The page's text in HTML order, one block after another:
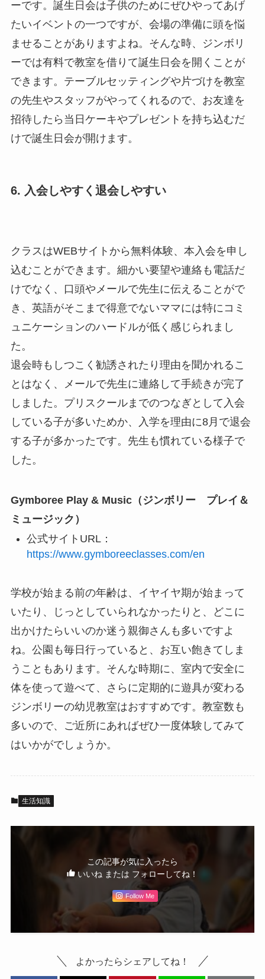
ーです。誕生日会は子供のためにぜひやってあげ
たいイベントの一つですが、会場の準備に頭を悩
ませることがありますよね。そんな時、ジンボリ
ーでは有料で教室を借りて誕生日会を開くことが
できます。テーブルセッティングや片づけを教室
の先生やスタッフがやってくれるので、お友達を
招待したら当日ケーキやプレゼントを持ち込むだ
けで誕生日会が開けます。
6. 入会しやすく退会しやすい
クラスはWEBサイトから無料体験、本入会を申し
込むことができます。細かい要望や連絡も電話だ
けでなく、口頭やメールで先生に伝えることがで
き、英語がそこまで得意でないママには特にコミ
ュニケーションのハードルが低く感じられまし
た。
退会時もしつこく勧誘されたり理由を聞かれるこ
とはなく、メールで先生に連絡して手続きが完了
しました。プリスクールまでのつなぎとして入会
している子が多いためか、入学を理由に8月で退会
する子が多かったです。先生も慣れている様子で
した。
Gymboree Play & Music（ジンボリー プレイ＆
ミュージック）
公式サイトURL：
https://www.gymboreeclasses.com/en
学校が始まる前の年齢は、イヤイヤ期が始まって
いたり、じっとしていられなかったりと、どこに
出かけたらいいのか迷う親御さんも多いですよ
ね。公園も毎日行っていると、お互い飽きてしま
うこともあります。そんな時期に、室内で安全に
体を使って遊べて、さらに定期的に遊具が変わる
ジンボリーの幼児教室はおすすめです。教室数も
多いので、ご近所にあればぜひ一度体験してみて
はいかがでしょうか。
生活知識
この記事が気に入ったら
いいね または フォローしてね！
Follow Me
よかったらシェアしてね！